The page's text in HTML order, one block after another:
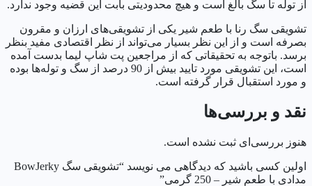
از توله تا سگ بالغ است و هیچ محدودیتی بابت این قضیه وجود ندارد.
تشویقی سگ رنا با طعم شیر یکی از تشویقی‌های ارزان و مقرون
بصرفه است و از این نظر بسیار می‌تواند از نظر اقتصادی مفید بنظر
برسد. باتوجه به تحقیقاتی که از مراجعین پت شاپ لیما بدست آمده
است، این تشویقی مورد تایید بیش از 90 درصد از سگ و توله‌ها بوده
و مورد استقبال قرار گرفته است.
نقد و بررسی‌ها
هنوز بررسی‌ای ثبت نشده است.
اولین کسی باشید که دیدگاهی می نویسد “تشویقی سگ BowJerky
مدادی با طعم شیر – 250 گرمی”